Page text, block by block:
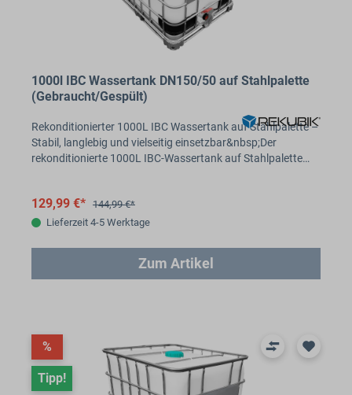
1000l IBC Wassertank DN150/50 auf Stahlpalette
(Gebraucht/Gespült)
Rekonditionierter 1000L IBC Wassertank auf Stahlpalette –
Stabil, langlebig und vielseitig einsetzbar&nbsp;Der
rekonditionierte 1000L IBC-Wassertank auf Stahlpalette…
129,99 €* 144,99 €*
Lieferzeit 4-5 Werktage
Zum Artikel
%
Tipp!